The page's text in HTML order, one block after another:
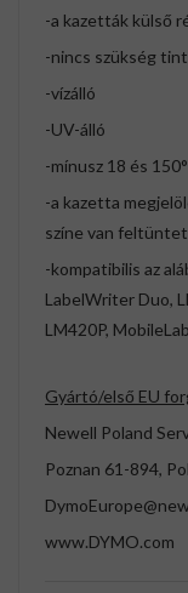
-a kazetták külső
-nincs szükség
-vízálló
-UV-álló
-mínusz 18 és
-a kazetta
színe van
-kompatibilis az
LabelWriter Duo,
LM420P,
Gyártó/első EU
Newell Poland
Poznan 61-894,
www.DYMO.com